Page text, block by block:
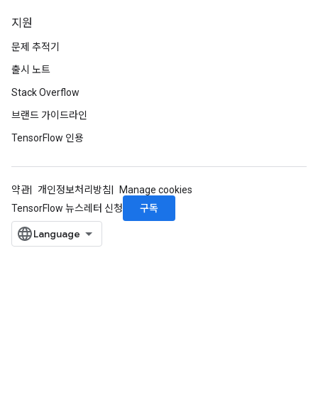
지원
문제 추적기
출시 노트
Stack Overflow
브랜드 가이드라인
TensorFlow 인용
약관 개인정보처리방침
Manage cookies
TensorFlow 뉴스레터 신청
구독